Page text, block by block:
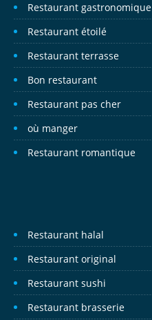
Restaurant gastronomique
Restaurant étoilé
Restaurant terrasse
Bon restaurant
Restaurant pas cher
où manger
Restaurant romantique
Restaurant halal
Restaurant original
Restaurant sushi
Restaurant brasserie